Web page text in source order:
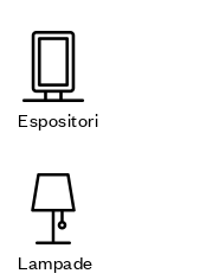
Espositori
Lampade